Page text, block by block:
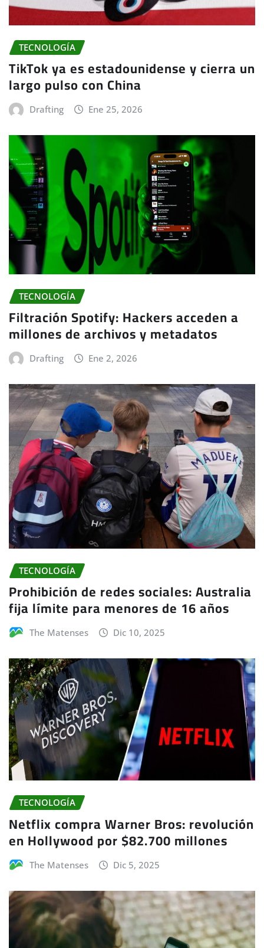
TECNOLOGÍA
TikTok ya es estadounidense y cierra un
largo pulso con China
Drafting Ene 25, 2026
TECNOLOGÍA
Filtración Spotify: Hackers acceden a
millones de archivos y metadatos
Drafting Ene 2, 2026
TECNOLOGÍA
Prohibición de redes sociales: Australia
fija límite para menores de 16 años
The Matenses Dic 10, 2025
TECNOLOGÍA
Netflix compra Warner Bros: revolución
en Hollywood por $82.700 millones
The Matenses Dic 5, 2025